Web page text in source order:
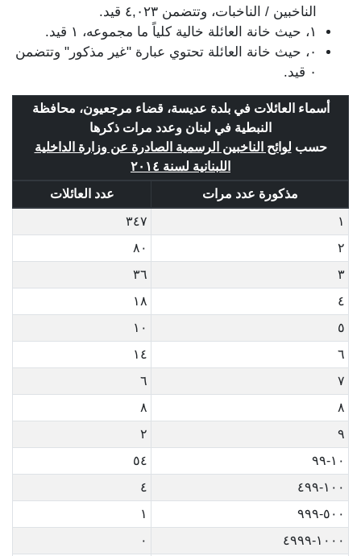
الناخبين / الناخبات، وتتضمن ٤,٠٢٣ قيد.
١، حيث خانة العائلة خالية كلياً ما مجموعه، ١ قيد.
٠، حيث خانة العائلة تحتوي عبارة "غير مذكور" وتتضمن
٠ قيد.
أسماء العائلات في بلدة عديسة، قضاء مرجعيون، محافظة
النبطية في لبنان وعدد مرات ذكرها
حسب لوائح الناخبين الرسمية الصادرة عن وزارة الداخلية
اللبنانية لسنة ٢٠١٤
مذكورة عدد مرات
عدد العائلات
١
٣٤٧
٢
٨٠
٣
٣٦
٤
١٨
٥
١٠
٦
١٤
٧
٦
٨
٨
٩
٢
١٠-٩٩
٥٤
١٠٠-٤٩٩
٤
٥٠٠-٩٩٩
١
١٠٠٠-٤٩٩٩
٠